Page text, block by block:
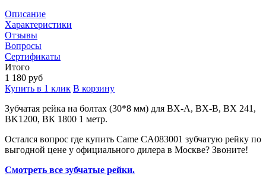
Описание
Характеристики
Отзывы
Вопросы
Сертификаты
Итого
1 180 руб
Купить в 1 клик В корзину
Зубчатая рейка на болтах (30*8 мм) для BX-A, BX-В, BX 241,
BK1200, BК 1800 1 метр.
Остался вопрос где купить Came CA083001 зубчатую рейку по
выгодной цене у официального дилера в Москве? Звоните!
Смотреть все зубчатые рейки.